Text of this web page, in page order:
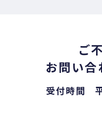
ご
お問い
受付時間